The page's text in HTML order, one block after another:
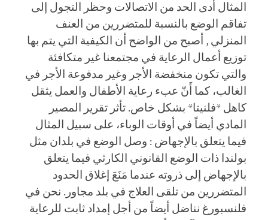
المثال أدى الحد من الاتصالات وحظر التجول إلى
تفاقم الوضع بالنسبة للمتضررين من العنف
المنزلي , أصبح من الواضح أن الكيفية التي يتم بها
توزيع أعمال الرعاية في مجتمعنا غير متكافئة
والتي تكون منخفضة الأجر وغير مدفوعة الأجر في
الغالب، كما أَنّ عبء رعاية الأطفال والعمل يثقل
كاهل *فلنيتا* بشكل خاص. تأثر تقرير المصير
المادي أيضاً في أوقات الوباء، على سبيل المثال
فيما يتعلق بالإجهاض : وصل الوضع في بلدان مثل
بولندا ذات الوضع القانوني الكارثي فيما يتعلق
بالإجهاض إلى ذروته عندما مَنَعَ إغلاق الحدود
المتضررين من تلقى العلاج في بلد مجاور. نحن في
فلنسبورغ نناضل أيضاً من أجل إمداد ثابت للرعاية